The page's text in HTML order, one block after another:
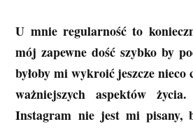
U mnie regularność to
mój zapewne dość szybko by
byłoby mi wykroić jeszcze nieco
ważniejszych aspektów
Instagram nie jest mi pisany,